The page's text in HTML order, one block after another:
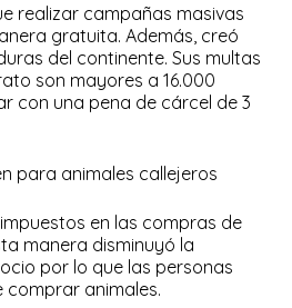
realizar campañas masivas
gratuita. Además, creó
del continente. Sus multas
son mayores a 16.000
con una pena de cárcel de 3
en las compras de
manera disminuyó la
por lo que las personas
animales.